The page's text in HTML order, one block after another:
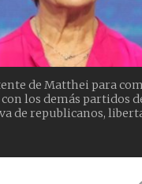
de Matthei para
los demás partidos
de republicanos,